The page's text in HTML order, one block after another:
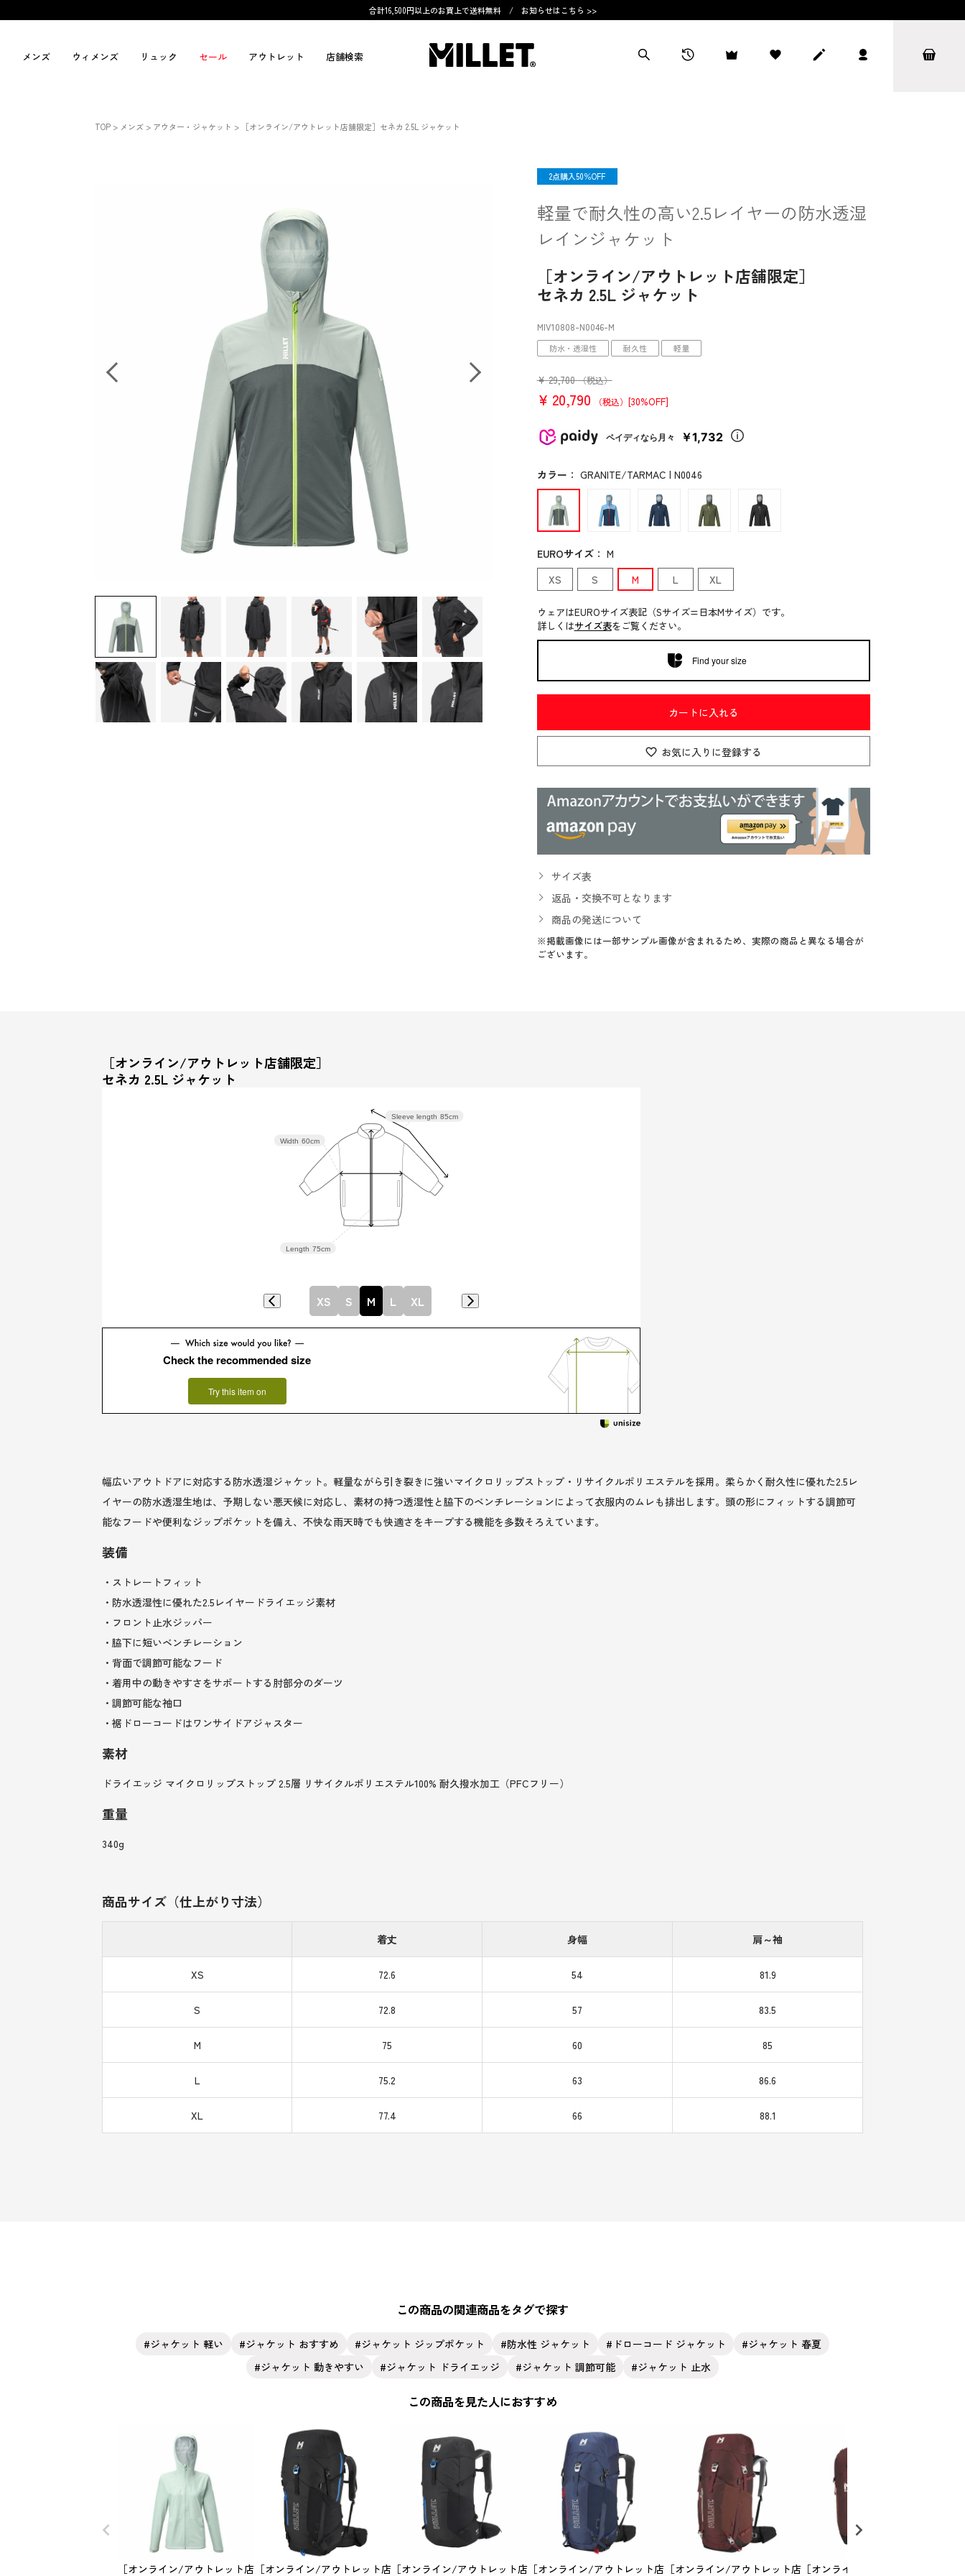
合計16,500円以上のお買上で送料無料 / お知らせはこちら >>
メンズ ウィメンズ リュック セール アウトレット 店舗検索
TOP メンズ アウター・ジャケット ［オンライン/アウトレット店舗限定］セネカ 2.5L ジャケット
軽量で耐久性の高い2.5レイヤーの防水透湿
レインジャケット
［オンライン/アウトレット店舗限定］
セネカ 2.5L ジャケット
MIV10808-N0046-M
SALE
防水・透湿性 耐久性 軽量
2点購入50％OFF
¥ 29,700 （税込）
¥ 20,790 （税込） [30%OFF]
ペイディなら月々 ￥1,732
カラー ： GRANITE/TARMAC | N0046
EUROサイズ： M
XS
S M L XL
ウェアはEUROサイズ表記（Sサイズ=日本Mサイズ）です。
詳しくはサイズ表をご覧ください。
Find your size
カートに入れる
お気に入りに登録する
サイズ表
返品・交換不可となります
商品の発送について
※掲載画像には一部サンプル画像が含まれるため、実際の商品と異なる場合が
ございます。
［オンライン/アウトレット店舗限定］
セネカ 2.5L ジャケット
Sleeve length 85cm
Length 75cm
Width 60cm
XS S M L XL
Check the recommended size
Try this item on
幅広いアウトドアに対応する防水透湿ジャケット。軽量ながら引き裂きに強いマイクロリップストップ・リサイクルポリエステルを採用。柔らかく耐久性に優れた2.5レ
イヤーの防水透湿生地は、予期しない悪天候に対応し、素材の持つ透湿性と脇下のベンチレーションによって衣服内のムレも排出します。頭の形にフィットする調節可
能なフードや便利なジップポケットを備え、不快な雨天時でも快適さをキープする機能を多数そろえています。
装備
・ストレートフィット
・防水透湿性に優れた2.5レイヤードライエッジ素材
・フロント止水ジッパー
・脇下に短いベンチレーション
・背面で調節可能なフード
・着用中の動きやすさをサポートする肘部分のダーツ
・調節可能な袖口
・裾ドローコードはワンサイドアジャスター
素材
ドライエッジ マイクロリップストップ 2.5層 リサイクルポリエステル100% 耐久撥水加工（PFCフリー）
重量
340g
商品サイズ（仕上がり寸法）
着丈 身幅 肩～袖
XS 72.6 54 81.9
S 72.8 57 83.5
M 75 60 85
L 75.2 63 86.6
XL 77.4 66 88.1
この商品の関連商品をタグで探す
ジャケット 軽い ジャケット おすすめ ジャケット ジップポケット 防水性 ジャケット ドローコード ジャケット
ジャケット 春夏
ジャケット 動きやすい
ジャケット ドライエッジ ジャケット 調節可能 ジャケット 止水
この商品を見た人におすすめ
［オンライン/アウトレット店 ［オンライン/アウトレット店［オンライン/アウトレット店 ［オンライン/アウトレット店 ［オンライン/アウトレット店 ［オンライン/アウトレット店